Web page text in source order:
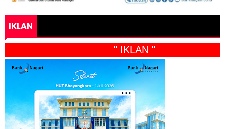
IKLAN
" IKLAN "